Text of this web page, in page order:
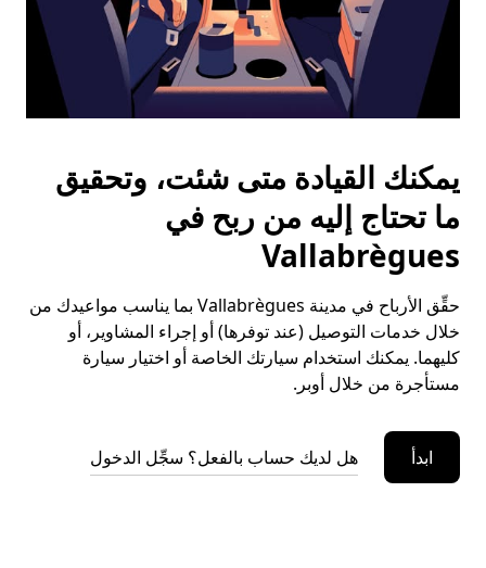
يمكنك القيادة متى شئت، وتحقيق
ما تحتاج إليه من ربح في
Vallabrègues
حقِّق الأرباح في مدينة Vallabrègues بما يناسب مواعيدك من
خلال خدمات التوصيل (عند توفرها) أو إجراء المشاوير، أو
كليهما. يمكنك استخدام سيارتك الخاصة أو اختيار سيارة
مستأجرة من خلال أوبر.
ابدأ هل لديك حساب بالفعل؟ سجِّل الدخول